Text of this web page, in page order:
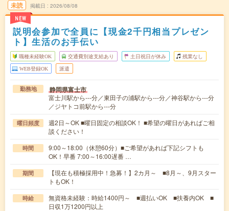
未読
NEW
掲載日 2026/08/08
説明会参加で全員に【現金2千円相当プレゼン
ト】生活のお手伝い
職種未経験OK 交通費別途支給あり 土日祝日が休み 残業なし
WEB登録OK 派遣
勤務地 静岡県富士市
富士川駅から---分／東田子の浦駅から---分／神谷駅から---分
／ジヤトコ前駅から---分
曜日頻度
週2日～OK ■曜日固定の相談OK！ ■希望の曜日があればご相
談ください！
時間
9:00～18:00（休憩60分）■ご希望があれば下記シフトも
OK！早番 7:00～16:00遅番 …
期間
【現在も積極採用中！急募！】2カ月～ ■8月～、9月スター
トもOK！
時給
無資格未経験：時給1400円～ ■週払いOK ■扶養内OK ■
日収1万1200円以上